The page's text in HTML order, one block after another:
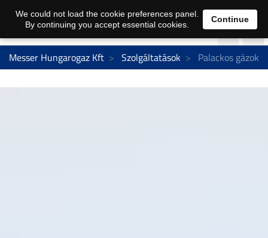
Messer Hungarogaz Kft Szolgáltatások Palackos gázok
We could not load the cookie preferences panel.
By continuing you accept essential cookies.
Continue